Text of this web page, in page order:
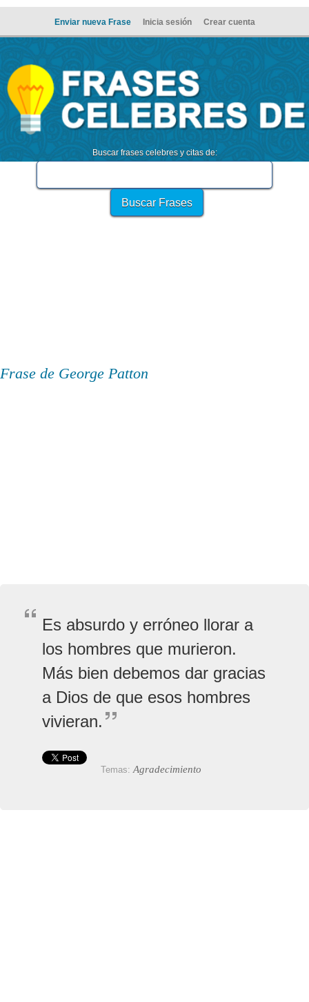
Enviar nueva Frase Inicia sesión Crear cuenta
Buscar frases celebres y citas de:
Frase de George Patton
Es absurdo y erróneo llorar a
los hombres que murieron.
Más bien debemos dar gracias
a Dios de que esos hombres
vivieran.
Temas: Agradecimiento